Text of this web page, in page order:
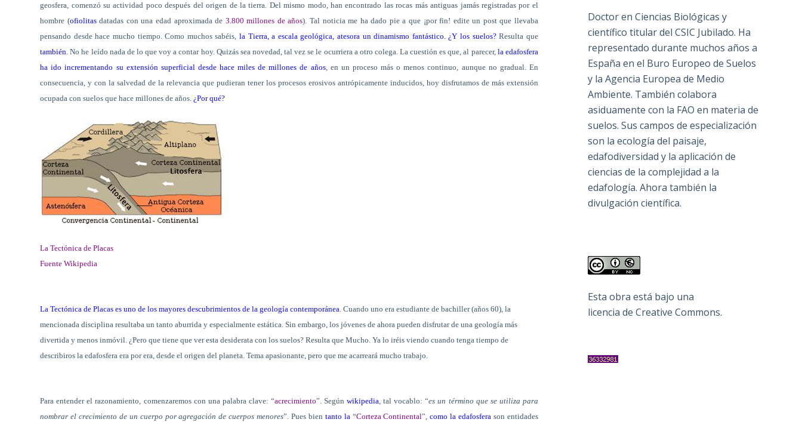
geosfera, comenzó su actividad poco después del origen de la tierra. Del mismo modo, han encontrado las rocas más antiguas jamás registradas por el
hombre (ofiolitasdatadas con una edad aproximada de 3.800 millones de años). Tal noticia me ha dado pie a que ¡por fin! edite un post que llevaba
pensando desde hace mucho tiempo. Como muchos sabéis,la Tierra, a escala geológica, atesora un dinamismo fantástico. ¿Y los suelos?Resulta que
también. No he leído nada de lo que voy a contar hoy. Quizás sea novedad, tal vez se le ocurriera a otro colega. La cuestión es que, al parecer, la edafosfera
ha ido incrementando su extensión superficial desde hace miles de millones de años, en un proceso más o menos continuo, aunque no gradual. En
consecuencia, y con la salvedad de la relevancia que pudieran tener los procesos erosivos antrópicamente inducidos, hoy disfrutamos de más extensión
ocupada con suelos que hace millones de años.¿Por qué?
La Tectónica de Placas
Fuente Wikipedia
La Tectónica de Placas es uno de los mayores descubrimientos de la geología contemporánea. Cuando uno era estudiante de bachiller (años 60), la
mencionada disciplina resultaba un tanto aburrida y especialmente estática. Sin embargo, los jóvenes de ahora pueden disfrutar de una geología más
divertida y menos inmóvil. ¿Pero que tiene que ver esta desiderata con los suelos? Resulta que Mucho. Ya lo iréis viendo cuando tenga tiempo de
describiros la edafosfera era por era, desde el origen del planeta. Tema apasionante, pero que me acarreará mucho trabajo.
Para entender el razonamiento, comenzaremos con una palabra clave: “acrecimiento”. Segúnwikipedia, tal vocablo: “es un término que se utiliza para
nombrar el crecimiento de un cuerpo por agregación de cuerpos menores”. Pues bien tanto la“Corteza Continental”,como la edafosfera son entidades
Doctor en Ciencias Biológicas y
científico titular del CSIC Jubilado. Ha
representado durante muchos años a
España en el Buro Europeo de Suelos
y la Agencia Europea de Medio
Ambiente. También colabora
asiduamente con la FAO en materia de
suelos. Sus campos de especialización
son la ecología del paisaje,
edafodiversidad y la aplicación de
ciencias de la complejidad a la
edafología. Ahora también la
divulgación científica.
Esta obra está bajo una
licencia de Creative Commons.